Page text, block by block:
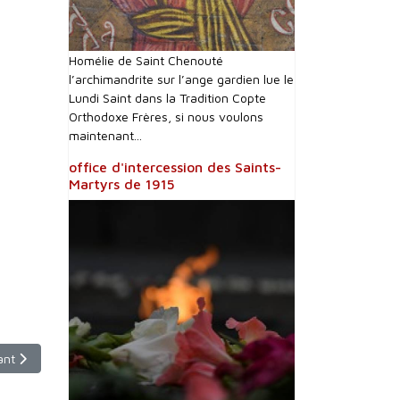
suivant : reportage : l'institut "Père Robert" pour les enfants sourds
Homélie de Saint Chenouté
l’archimandrite sur l’ange gardien lue le
Lundi Saint dans la Tradition Copte
Orthodoxe Frères, si nous voulons
maintenant...
office d'intercession des Saints-
Martyrs de 1915